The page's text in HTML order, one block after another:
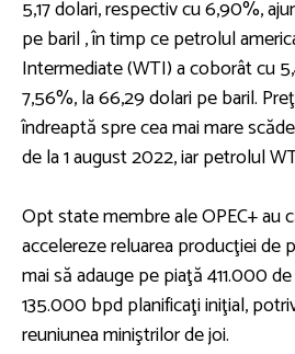
5,17 dolari, respectiv cu 6,90%,
pe baril , în timp ce petrolul
Intermediate (WTI) a coborât cu
7,56%, la 66,29 dolari pe baril.
îndreaptă spre cea mai mare
de la 1 august 2022, iar petrolul
Opt state membre ale OPEC+ au
accelereze reluarea producţiei de
mai să adauge pe piaţă 411.000
135.000 bpd planificaţi iniţial,
reuniunea miniştrilor de joi.